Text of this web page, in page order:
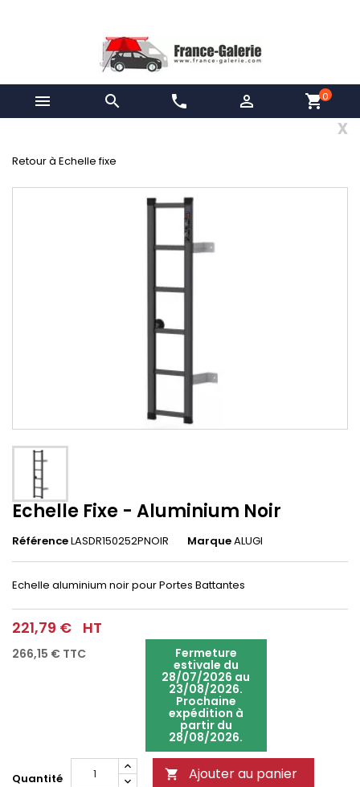
  phone  shopping_cart0
x
Retour à Echelle fixe
Echelle Fixe - Aluminium Noir
RéférenceLASDR150252PNOIR MarqueALUGI
Echelle aluminium noir pour Portes Battantes
221,79 € HT
266,15 € TTC Fermeture
estivale du
28/07/2026 au
23/08/2026.
Prochaine
expédition à
partir du
28/08/2026.
Quantité  Ajouter au panier